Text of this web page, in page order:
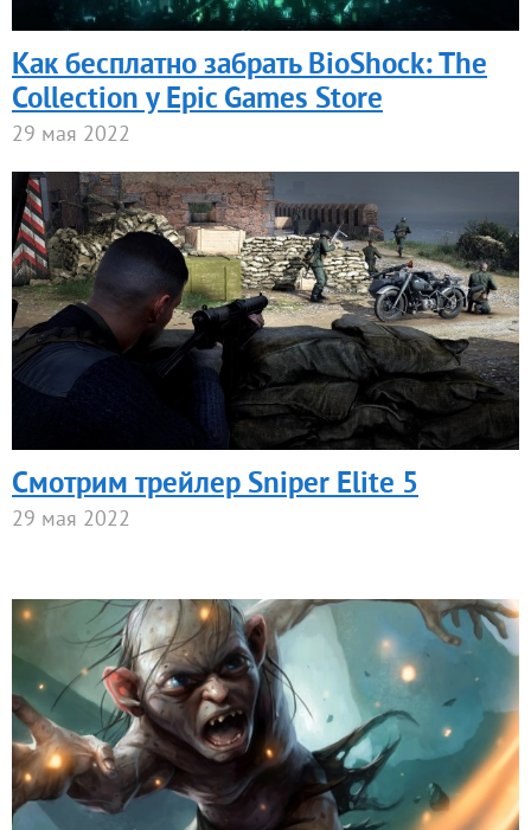
Как бесплатно забрать BioShock: The
Collection у Epic Games Store
29 мая 2022
Смотрим трейлер Sniper Elite 5
29 мая 2022